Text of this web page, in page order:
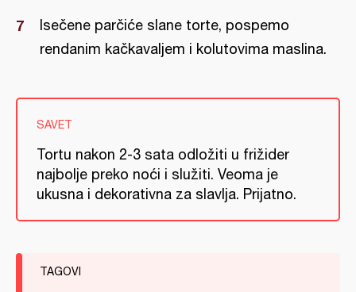
Isečene parčiće slane torte, pospemo
rendanim kačkavaljem i kolutovima maslina.
SAVET
Tortu nakon 2-3 sata odložiti u frižider
najbolje preko noći i služiti. Veoma je
ukusna i dekorativna za slavlja. Prijatno.
TAGOVI